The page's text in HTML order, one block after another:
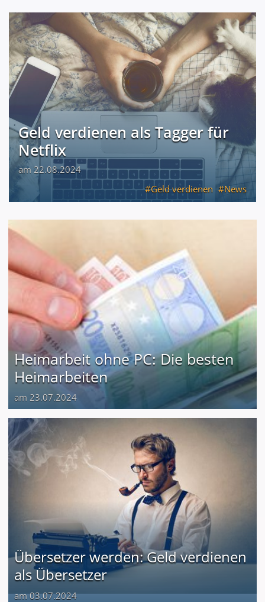
Geld verdienen als Tagger für
Netflix
am 22.08.2024
Geld verdienen
News
Heimarbeit ohne PC: Die besten
Heimarbeiten
am 23.07.2024
Übersetzer werden: Geld verdienen
als Übersetzer
am 03.07.2024